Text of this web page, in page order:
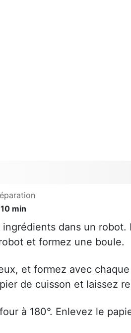
10 min
dans un
et formez une boule.
et formez avec
de cuisson et laissez
à 180°. Enlevez le